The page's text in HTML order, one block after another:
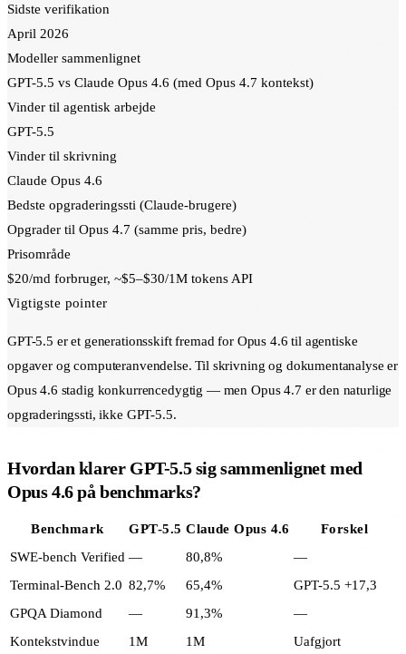
Sidste verifikation
April 2026
Modeller sammenlignet
GPT-5.5 vs Claude Opus 4.6 (med Opus 4.7 kontekst)
Vinder til agentisk arbejde
GPT-5.5
Vinder til skrivning
Claude Opus 4.6
Bedste opgraderingssti (Claude-brugere)
Opgrader til Opus 4.7 (samme pris, bedre)
Prisområde
$20/md forbruger, ~$5–$30/1M tokens API
Vigtigste pointer
GPT-5.5 er et generationsskift fremad for Opus 4.6 til agentiske
opgaver og computeranvendelse. Til skrivning og dokumentanalyse er
Opus 4.6 stadig konkurrencedygtig — men Opus 4.7 er den naturlige
opgraderingssti, ikke GPT-5.5.
Hvordan klarer GPT-5.5 sig sammenlignet med
Opus 4.6 på benchmarks?
Benchmark GPT-5.5 Claude Opus 4.6
Forskel
SWE-bench Verified — 80,8%
—
Terminal-Bench 2.0 82,7% 65,4%
GPT-5.5 +17,3
GPQA Diamond
— 91,3%
—
Kontekstvindue
1M 1M
Uafgjort